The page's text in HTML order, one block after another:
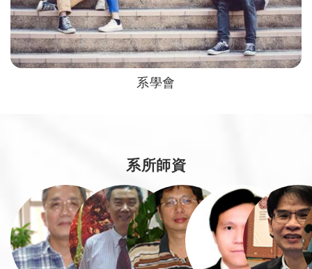
系學會
系所師資